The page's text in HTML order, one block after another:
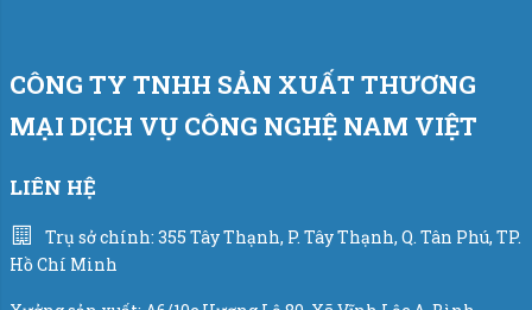
CÔNG TY TNHH SẢN XUẤT THƯƠNG
MẠI DỊCH VỤ CÔNG NGHỆ NAM VIỆT
LIÊN HỆ
Trụ sở chính: 355 Tây Thạnh, P. Tây Thạnh, Q. Tân Phú, TP.
Hồ Chí Minh